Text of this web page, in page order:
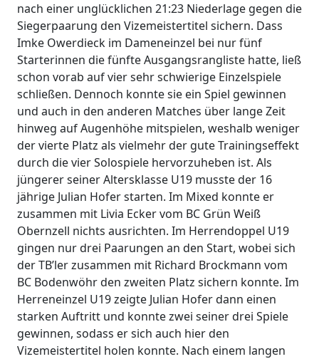
nach einer unglücklichen 21:23 Niederlage gegen die
Siegerpaarung den Vizemeistertitel sichern. Dass
Imke Owerdieck im Dameneinzel bei nur fünf
Starterinnen die fünfte Ausgangsrangliste hatte, ließ
schon vorab auf vier sehr schwierige Einzelspiele
schließen. Dennoch konnte sie ein Spiel gewinnen
und auch in den anderen Matches über lange Zeit
hinweg auf Augenhöhe mitspielen, weshalb weniger
der vierte Platz als vielmehr der gute Trainingseffekt
durch die vier Solospiele hervorzuheben ist. Als
jüngerer seiner Altersklasse U19 musste der 16
jährige Julian Hofer starten. Im Mixed konnte er
zusammen mit Livia Ecker vom BC Grün Weiß
Obernzell nichts ausrichten. Im Herrendoppel U19
gingen nur drei Paarungen an den Start, wobei sich
der TB’ler zusammen mit Richard Brockmann vom
BC Bodenwöhr den zweiten Platz sichern konnte. Im
Herreneinzel U19 zeigte Julian Hofer dann einen
starken Auftritt und konnte zwei seiner drei Spiele
gewinnen, sodass er sich auch hier den
Vizemeistertitel holen konnte. Nach einem langen